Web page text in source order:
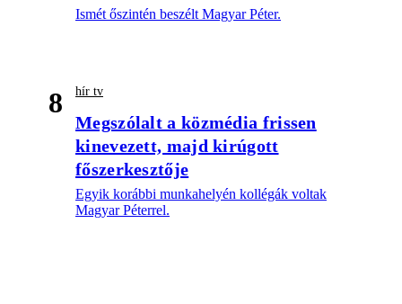
Ismét őszintén beszélt Magyar Péter.
8 hír tv
Megszólalt a közmédia frissen
kinevezett, majd kirúgott
főszerkesztője
Egyik korábbi munkahelyén kollégák voltak
Magyar Péterrel.